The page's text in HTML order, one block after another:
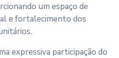
um espaço de
e fortalecimento dos
expressiva participação do